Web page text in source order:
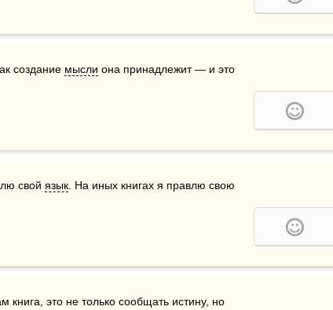
создание мысли она принадлежит — и это
свой язык . На иных книгах я правлю свою
это не только сообщать истину, но